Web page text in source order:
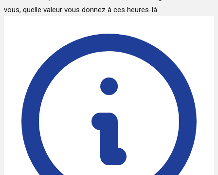
vous, quelle valeur vous donnez à ces heures-là.